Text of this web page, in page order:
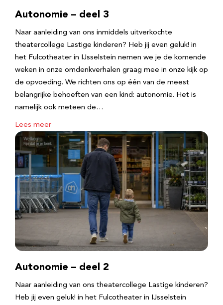
Autonomie – deel 3
Naar aanleiding van ons inmiddels uitverkochte
theatercollege Lastige kinderen? Heb jij even geluk! in
het Fulcotheater in IJsselstein nemen we je de komende
weken in onze omdenkverhalen graag mee in onze kijk op
de opvoeding. We richten ons op één van de meest
belangrijke behoeften van een kind: autonomie. Het is
namelijk ook meteen de…
Lees meer
Autonomie – deel 2
Naar aanleiding van ons theatercollege Lastige kinderen?
Heb jij even geluk! in het Fulcotheater in IJsselstein